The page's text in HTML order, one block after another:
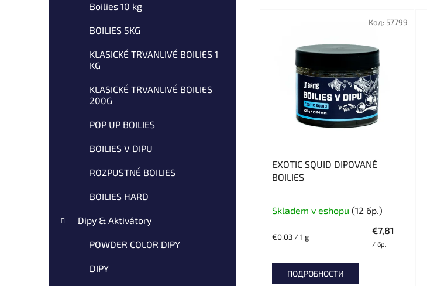
Boilies 10 kg
BOILIES 5KG
KLASICKÉ TRVANLIVÉ BOILIES 1
KG
KLASICKÉ TRVANLIVÉ BOILIES
200G
POP UP BOILIES
BOILIES V DIPU
ROZPUSTNÉ BOILIES
BOILIES HARD
Dipy & Aktivátory
POWDER COLOR DIPY
DIPY
EXOTIC SQUID DIPOVANÉ
BOILIES
Skladem v eshopu (12 бр.)
€7,81
/ бр.
Измерване
€0,03 / 1 g
ПОДРОБНОСТИ
Код: 57799